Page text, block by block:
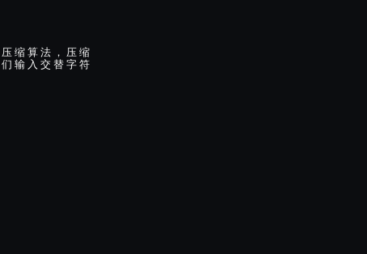
压 缩 算 法 ， 压 缩
们 输 入 交 替 字 符